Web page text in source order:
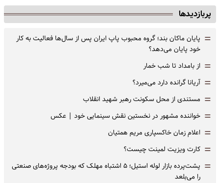
پربازدیدها
= پایان ماکان بند؛ گروه محبوب پاپ ایران پس از سال‌ها فعالیت به کار
خود پایان می‌دهد؟
= از بامداد تا شب خمار
= آریانا گرانده دارد می‌میرد؟
= مستندی از محل سکونت رهبر شهید انقلاب
= خواننده مشهور در نخستین نقش سینمایی خود |‌ عکس
= اعلام زمان خاکسپاری مریم همتیان
= کارت ویزیت لمینت چیست؟
=
پشت‌پرده بازار لوله استیل؛ ۵ اشتباه مهلک که بودجه پروژه‌های صنعتی
را می‌بلعد